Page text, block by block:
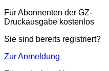
Für Abonnenten der GZ-
Druckausgabe kostenlos
Sie sind bereits registriert?
Zur Anmeldung